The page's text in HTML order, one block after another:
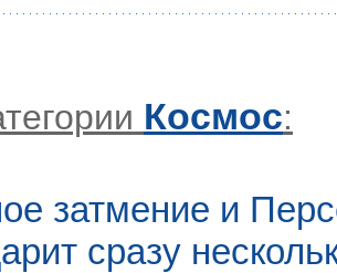
Космос:
затмение и
сразу